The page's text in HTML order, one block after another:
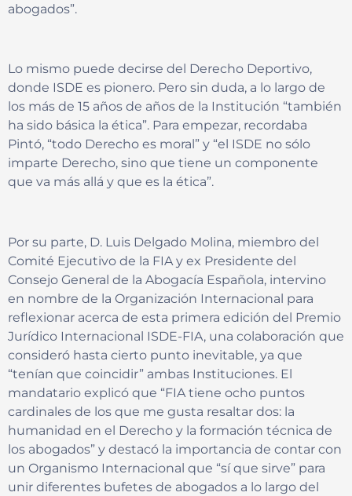
abogados”.
Lo mismo puede decirse del Derecho Deportivo,
donde ISDE es pionero. Pero sin duda, a lo largo de
los más de 15 años de años de la Institución “también
ha sido básica la ética”. Para empezar, recordaba
Pintó, “todo Derecho es moral” y “el ISDE no sólo
imparte Derecho, sino que tiene un componente
que va más allá y que es la ética”.
Por su parte, D. Luis Delgado Molina, miembro del
Comité Ejecutivo de la FIA y ex Presidente del
Consejo General de la Abogacía Española, intervino
en nombre de la Organización Internacional para
reflexionar acerca de esta primera edición del Premio
Jurídico Internacional ISDE-FIA, una colaboración que
consideró hasta cierto punto inevitable, ya que
“tenían que coincidir” ambas Instituciones. El
mandatario explicó que “FIA tiene ocho puntos
cardinales de los que me gusta resaltar dos: la
humanidad en el Derecho y la formación técnica de
los abogados” y destacó la importancia de contar con
un Organismo Internacional que “sí que sirve” para
unir diferentes bufetes de abogados a lo largo del